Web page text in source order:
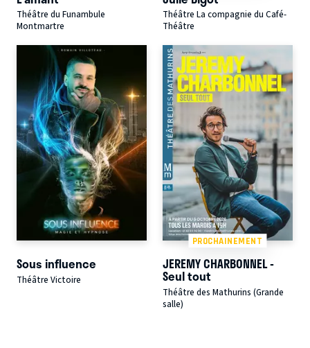
Théâtre du Funambule
Montmartre
Théâtre La compagnie du Café-
Théâtre
Sous influence
Théâtre Victoire
PROCHAINEMENT
JEREMY CHARBONNEL -
Seul tout
Théâtre des Mathurins (Grande
salle)